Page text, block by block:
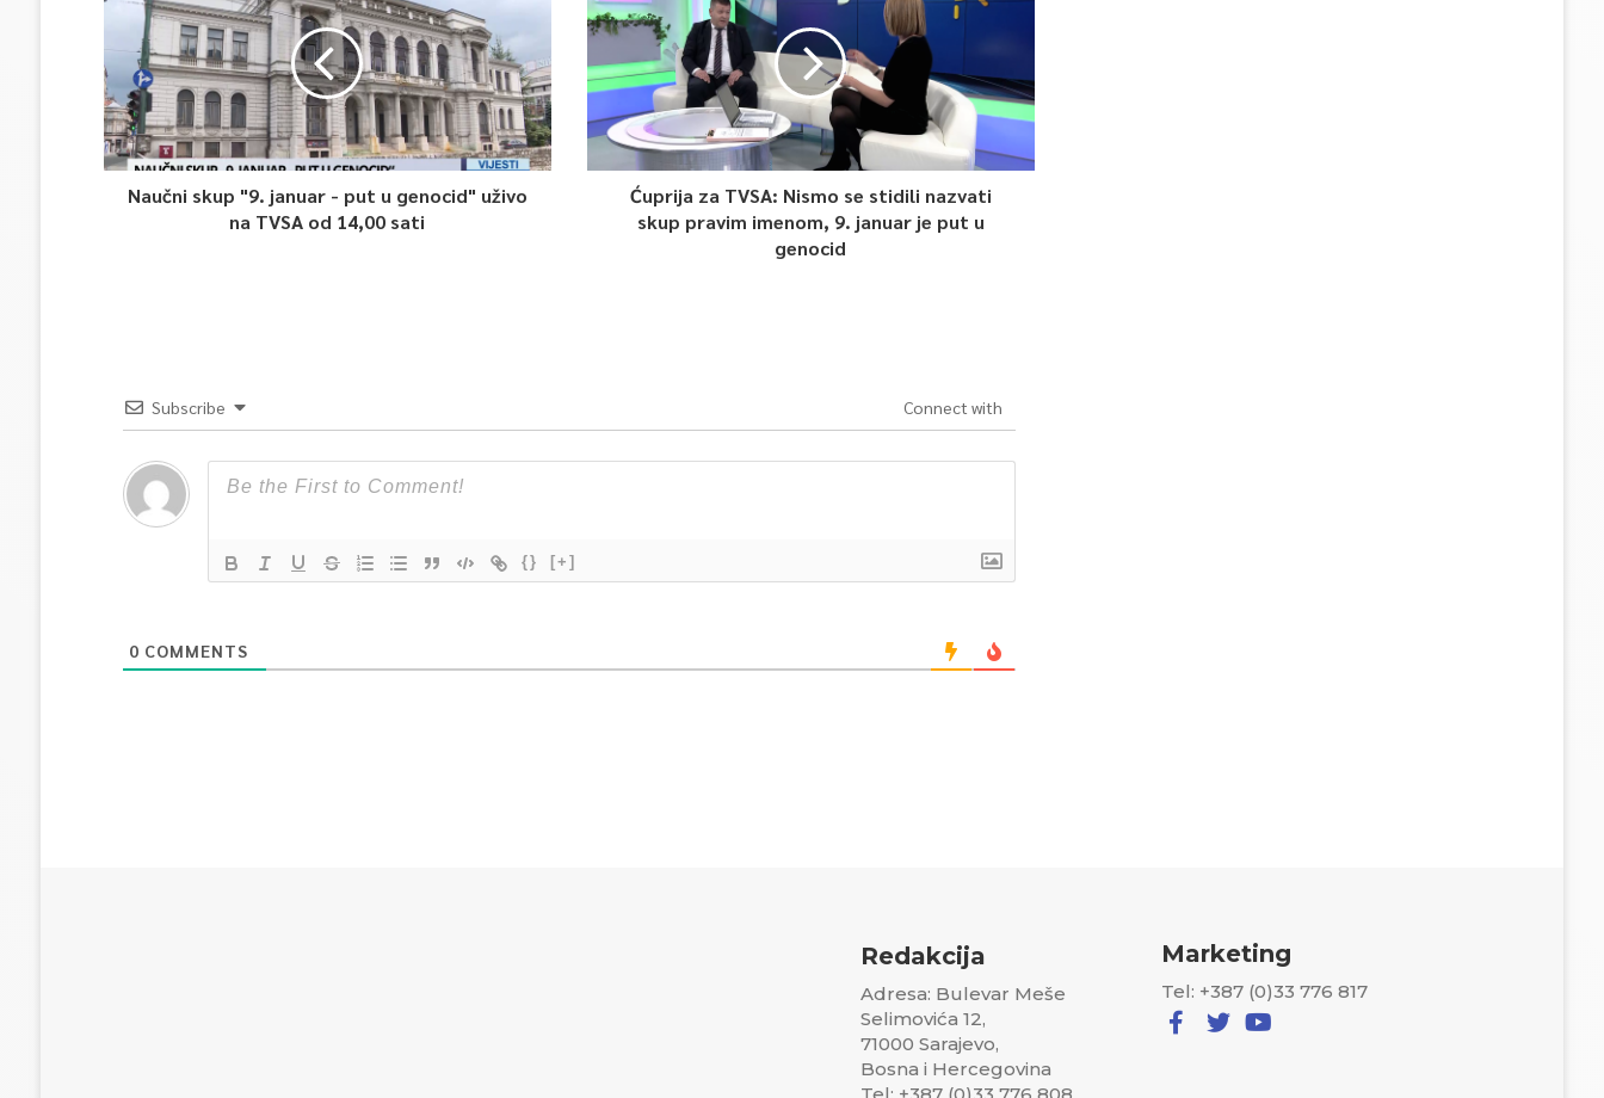
Naučni skup "9. januar - put u genocid" uživo
na TVSA od 14,00 sati
Ćuprija za TVSA: Nismo se stidili nazvati
skup pravim imenom, 9. januar je put u
genocid
Subscribe Connect with
{} [+]
0 COMMENTS
Redakcija
Adresa: Bulevar Meše
Selimovića 12,
71000 Sarajevo,
Bosna i Hercegovina
Marketing
Tel: +387 (0)33 776 817